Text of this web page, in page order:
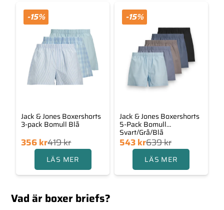
Jack & Jones Boxershorts
3-pack Bomull Blå
-15%
419kr
Det
kr.
356kr
Det
kr.
LÄS MER
Jack & Jones Boxershorts
5-Pack Bomull
Svart/Grå/Blå
-15%
639kr
Det
ursprungliga
639 kr.
543kr
Det
nuvarande
543 kr.
LÄS MER
Vad är boxer briefs?